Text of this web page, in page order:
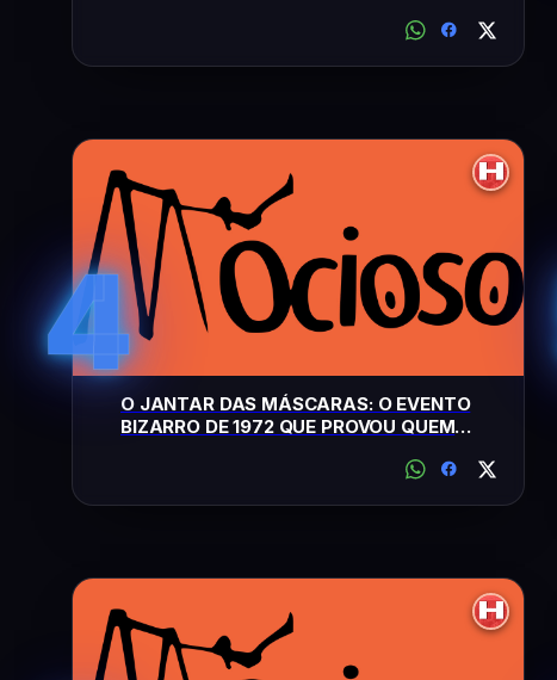
4
O JANTAR DAS MÁSCARAS: O EVENTO
BIZARRO DE 1972 QUE PROVOU QUEM